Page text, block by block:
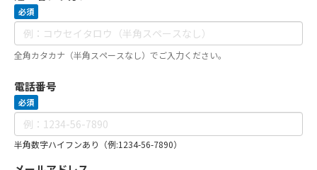
必須
全角カタカナ（半角スペースなし）でご入力ください。
電話番号
必須
半角数字ハイフンあり（例:1234-56-7890）